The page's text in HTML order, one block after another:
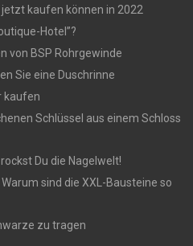
jetzt kaufen können in 2022
Hotel”?
von BSP Rohrgewinde
Sie eine Duschrinne
kaufen
Schlüssel aus einem Schloss
Du die Nagelwelt!
sind die XXL-Bausteine so
zu tragen